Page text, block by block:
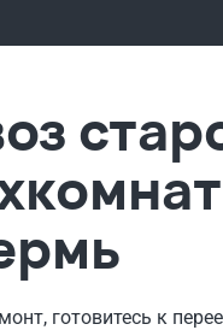
готовитесь к